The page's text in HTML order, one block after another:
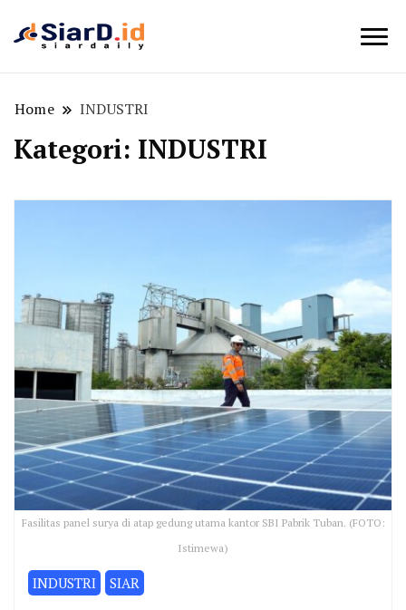
Home INDUSTRI
Kategori: INDUSTRI
Fasilitas panel surya di atap gedung utama kantor SBI Pabrik Tuban. (FOTO:
Istimewa)
INDUSTRI SIAR